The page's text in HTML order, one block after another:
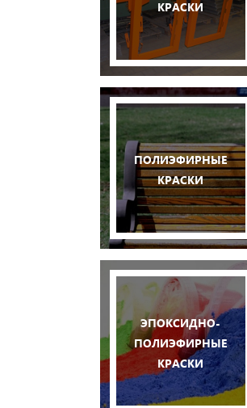
КРАСКИ
ПОЛИЭФИРНЫЕ
КРАСКИ
ЭПОКСИДНО-
ПОЛИЭФИРНЫЕ
КРАСКИ